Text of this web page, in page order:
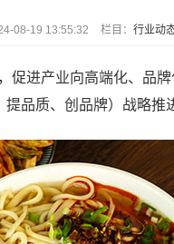
08-19 13:55:32 栏目： 行业动
进产业向高端化、品
品质、创品牌）战略推